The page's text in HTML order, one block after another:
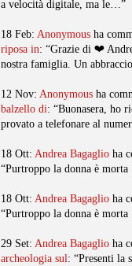
a velocità digitale, ma le…”
18 Feb: Anonymous ha
riposa in: “Grazie di ❤️
nostra famiglia. Un
12 Nov: Anonymous ha
balzello di: “Buonasera, ho
provato a telefonare al
18 Ott: Andrea Bagaglio ha
“Purtroppo la donna è morta
18 Ott: Andrea Bagaglio ha
“Purtroppo la donna è morta
29 Set: Andrea Bagaglio ha
archeologia sul : “Presenti la